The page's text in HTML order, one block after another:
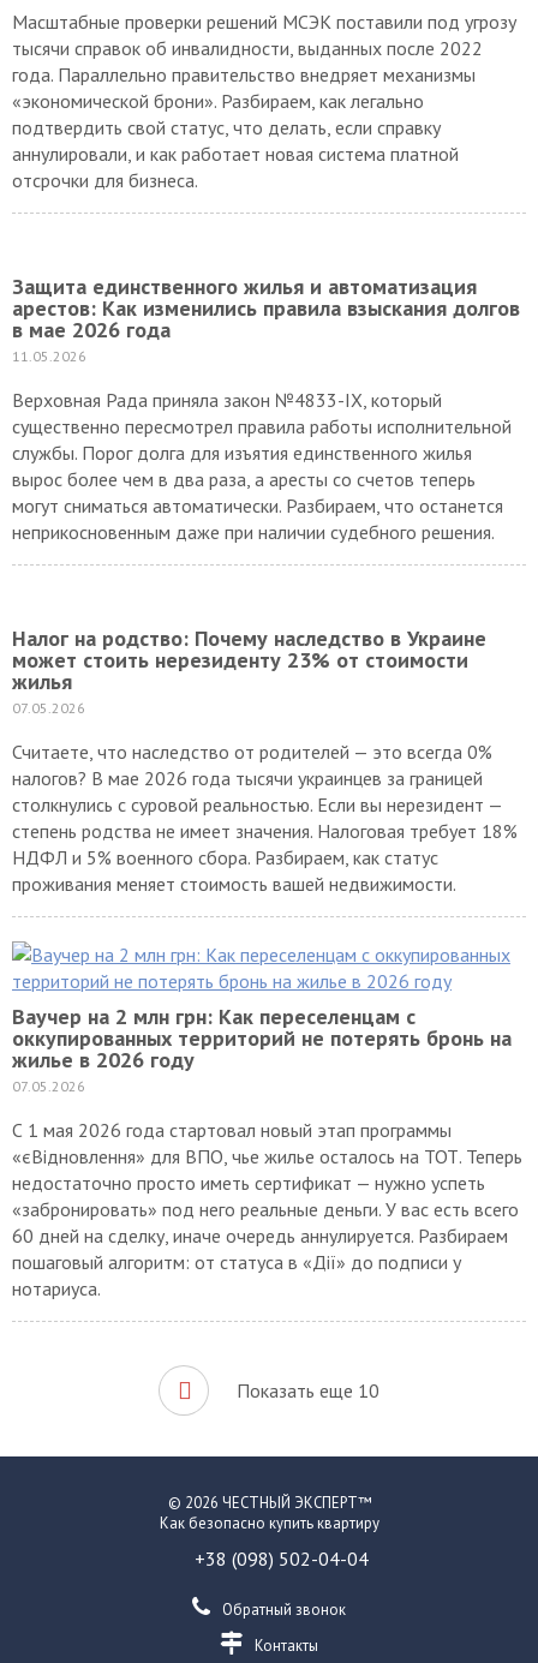
Масштабные проверки решений МСЭК поставили под угрозу
тысячи справок об инвалидности, выданных после 2022
года. Параллельно правительство внедряет механизмы
«экономической брони». Разбираем, как легально
подтвердить свой статус, что делать, если справку
аннулировали, и как работает новая система платной
отсрочки для бизнеса.
Защита единственного жилья и автоматизация
арестов: Как изменились правила взыскания долгов
в мае 2026 года
11.05.2026
Верховная Рада приняла закон №4833-IX, который
существенно пересмотрел правила работы исполнительной
службы. Порог долга для изъятия единственного жилья
вырос более чем в два раза, а аресты со счетов теперь
могут сниматься автоматически. Разбираем, что останется
неприкосновенным даже при наличии судебного решения.
Налог на родство: Почему наследство в Украине
может стоить нерезиденту 23% от стоимости
жилья
07.05.2026
Считаете, что наследство от родителей — это всегда 0%
налогов? В мае 2026 года тысячи украинцев за границей
столкнулись с суровой реальностью. Если вы нерезидент —
степень родства не имеет значения. Налоговая требует 18%
НДФЛ и 5% военного сбора. Разбираем, как статус
проживания меняет стоимость вашей недвижимости.
Ваучер на 2 млн грн: Как переселенцам с
оккупированных территорий не потерять бронь на
жилье в 2026 году
07.05.2026
«єВідновлення» для ВПО, чье жилье осталось на ТОТ. Теперь
недостаточно просто иметь сертификат — нужно успеть
«забронировать» под него реальные деньги. У вас есть всего
60 дней на сделку, иначе очередь аннулируется. Разбираем
пошаговый алгоритм: от статуса в «Дії» до подписи у
нотариуса.
Как безопасно купить квартиру
+38 (098) 502-04-04
Контакты